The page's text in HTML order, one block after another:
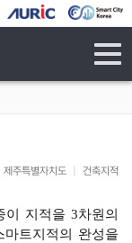
제주특별자치도
건축지적
지적을 3차원의
트지적의 완성을